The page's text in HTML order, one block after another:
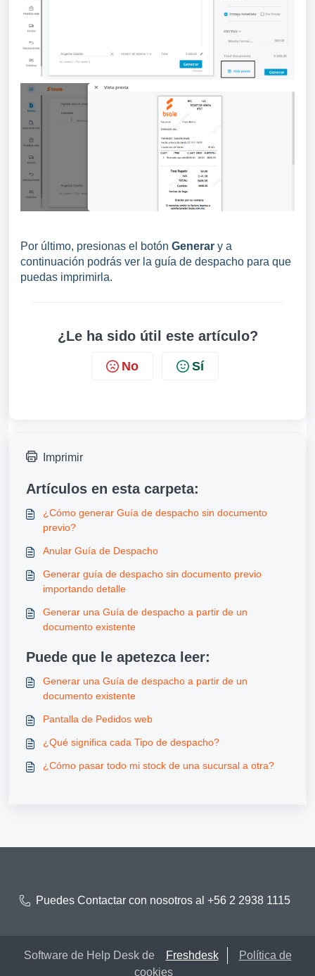
Por último, presionas el botón Generar y a
continuación podrás ver la guía de despacho para que
puedas imprimirla.
¿Le ha sido útil este artículo?
No Sí
Imprimir
Artículos en esta carpeta:
¿Cómo generar Guía de despacho sin documento
previo?
Anular Guía de Despacho
Generar guía de despacho sin documento previo
importando detalle
Generar una Guía de despacho a partir de un
documento existente
Puede que le apetezca leer:
Generar una Guía de despacho a partir de un
documento existente
Pantalla de Pedidos web
¿Qué significa cada Tipo de despacho?
¿Cómo pasar todo mi stock de una sucursal a otra?
Puedes Contactar con nosotros al +56 2 2938 1115
Software de Help Desk de Freshdesk
Política de
cookies